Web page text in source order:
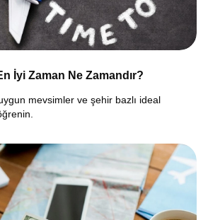
İyi Zaman Ne Zamandır?
mevsimler ve şehir bazlı ideal